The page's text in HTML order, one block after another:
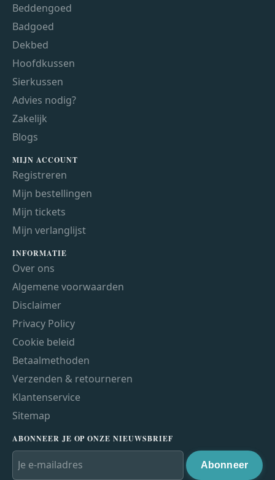
Beddengoed
Badgoed
Dekbed
Hoofdkussen
Sierkussen
Advies nodig?
Zakelijk
Blogs
MIJN ACCOUNT
Registreren
Mijn bestellingen
Mijn tickets
Mijn verlanglijst
INFORMATIE
Over ons
Algemene voorwaarden
Disclaimer
Privacy Policy
Cookie beleid
Betaalmethoden
Verzenden & retourneren
Klantenservice
Sitemap
ABONNEER JE OP ONZE NIEUWSBRIEF
Abonneer